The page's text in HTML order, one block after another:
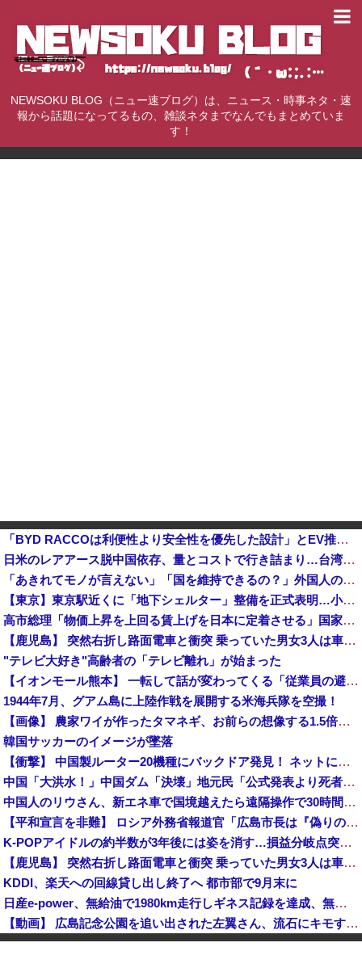
NEWSOKU BLOG（ニュー速ブログ）は、ニュース・時事ネタ・速
報から話題になってるもの、雑談ネタまでなんでもまとめていま
す！
「BYD RACCOは利便性より安全性を優先した設計」とEV推進派がスカスカ構造を絶賛、これがRAC
日米のレアアース脱中国依存、量とコストで行き詰まり…台湾メディア！他
「あきれてモノが言えない」「国を維持できるの？」外国人の永住許可要件の厳格化で在日中国人の本音は？
【東京】東京駅近くに「地下シェルター」整備を正式表明…小池百合子知事「多くの方が滞在、施設整備の効果高い」
高市総理「物価上昇を上回る賃上げを日本に定着させる」国家公務員月給3.51％増へ 地方公務員も追随する見通し
【鹿児島】 突然右折し路面電車と衝突 乗っていた男女3人は車を放置しダッシュで逃走中
"テレビ大好き"高齢者の「テレビ離れ」が始まった
【イオンモール熊本】 一転して話が変わってくる「従業員の避難誘導の証言が複数」イオン側が社内規定に抵触していた疑い
1944年7月、グアム島に上陸作戦を展開する米海兵隊を空撮！
【画像】 農家ワイが作ったタマネギ、お前らの想像する1.5倍はデカいぞ
韓国サッカーのイメージが墜落
【衝撃】 中国製ルーター20機種にバックドア発見！ ネットに繋ぐだけで35秒ごとに中国のサーバーと通信
中国「大洪水！」中国ダム「決壊」地元民「公式発表より死者多い！」中国政府「住民拘束！（安否不明」中国当局「救助隊動画も削除」台風13号「三峡ダム接近中」→
中国人のリウさん、新エネ車で国境越えたら遠隔操作で30時間ロックされる！
【平和宣言を非難】 ロシア外務省報道官「広島市長は『偽りの呪文』繰り返している」
K-POPアイドルの約半数が3年後には姿を消す…損益分岐点突破は4％未満
【鹿児島】 突然右折し路面電車と衝突 乗っていた男女3人は車を放置しダッシュで逃走中
KDDI、楽天への回線貸し出し終了へ 都市部で9月末に
日産e-power、無給油で1980km走行しギネス記録を達成、無駄な発電や送電ロスなくEVよりエコを証明
【動画】 広島記念公園を追い出された左翼さん、流石にキモすぎて炎上
中国「大洪水！」三峡ダム「大雨で増水（台風直撃前」中国ダム「緊急放流！」中国鉄道「列車が走行中に流される」中国避難所「支援物資は有料です」謎の勢力「え」→